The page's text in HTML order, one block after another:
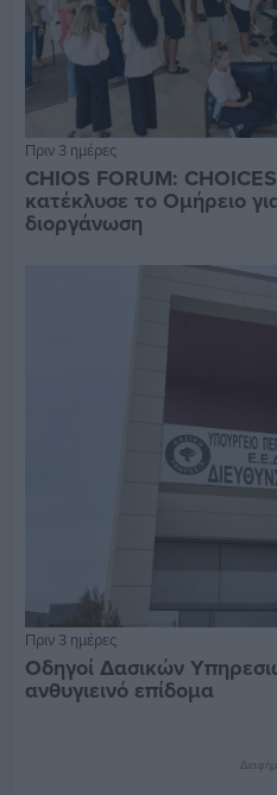
Πριν 3 ημέρες
CHIOS FORUM:
κατέκλυσε το Ομήρειο
διοργάνωση
Πριν 3 ημέρες
Οδηγοί Δασικών
ανθυγιεινό επίδομα